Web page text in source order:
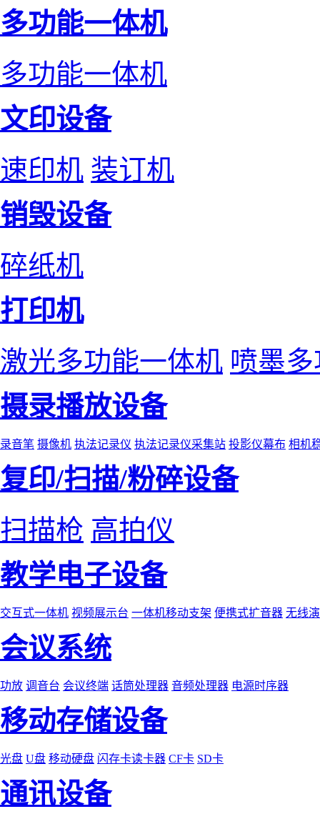
多功能一体机
多功能一体机
文印设备
速印机 装订机
销毁设备
碎纸机
打印机
激光多功能一体机 喷墨
摄录播放设备
录音笔 摄像机 执法记录仪 执法记录仪采集站 投影仪幕布 相机
复印/扫描/粉碎设备
扫描枪 高拍仪
教学电子设备
交互式一体机 视频展示台 一体机移动支架 便携式扩音器 无线
会议系统
功放 调音台 会议终端 话筒处理器 音频处理器 电源时序器
移动存储设备
光盘 U盘 移动硬盘 闪存卡读卡器 CF卡 SD卡
通讯设备